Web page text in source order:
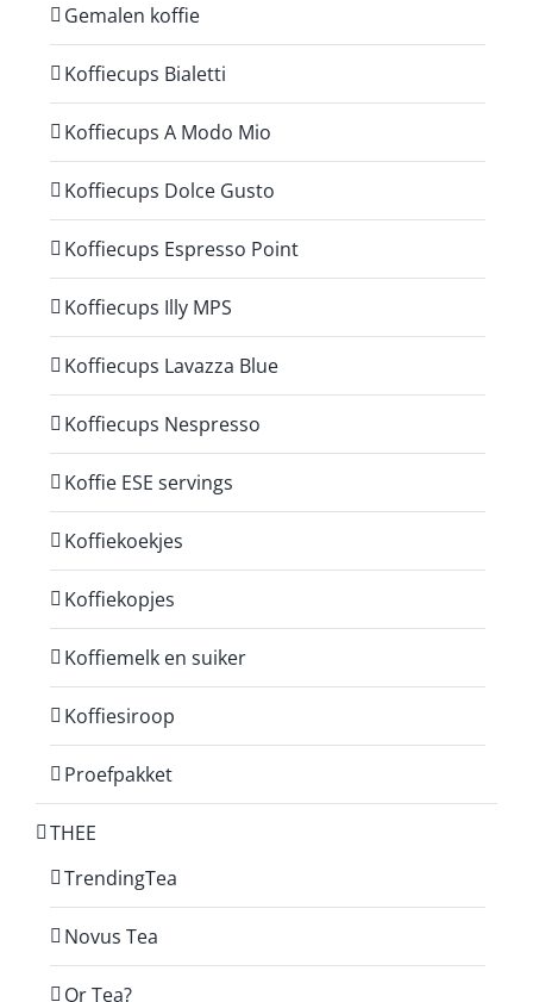
Gemalen koffie
Koffiecups Bialetti
Koffiecups A Modo Mio
Koffiecups Dolce Gusto
Koffiecups Espresso Point
Koffiecups Illy MPS
Koffiecups Lavazza Blue
Koffiecups Nespresso
Koffie ESE servings
Koffiekoekjes
Koffiekopjes
Koffiemelk en suiker
Koffiesiroop
Proefpakket
THEE
TrendingTea
Novus Tea
Or Tea?